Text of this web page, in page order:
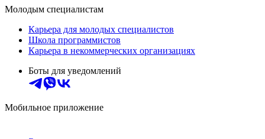
Молодым специалистам
Карьера для молодых специалистов
Школа программистов
Карьера в некоммерческих организациях
Боты для уведомлений
Мобильное приложение